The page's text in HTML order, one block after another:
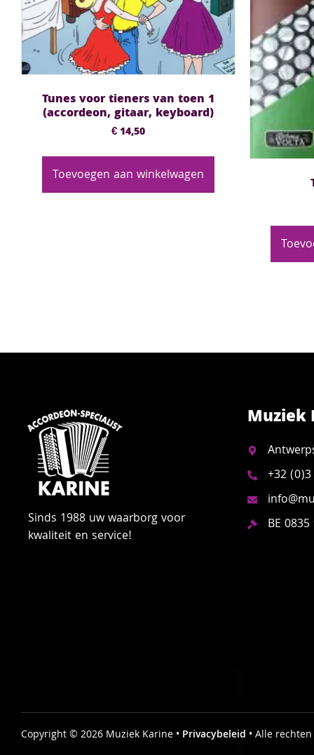
Tunes voor tieners van toen 1
(accordeon, gitaar, keyboard)
€14,50
Toevoegen aan winkelwagen
Sinds 1988 uw waarborg voor
kwaliteit en service!
Muziek
+32
BE
Copyright © 2026 Muziek Karine • Privacybeleid • Alle